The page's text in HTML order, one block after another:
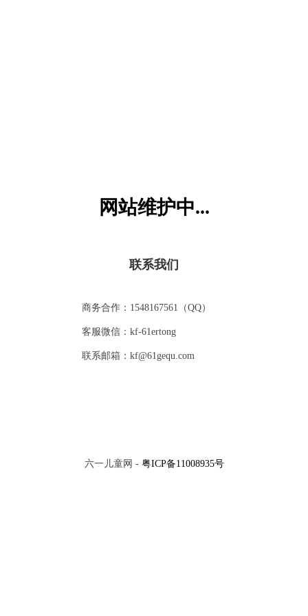
网站维护中...
联系我们
商务合作：1548167561（QQ）
客服微信：kf-61ertong
联系邮箱：kf@61gequ.com
六一儿童网 - 粤ICP备11008935号